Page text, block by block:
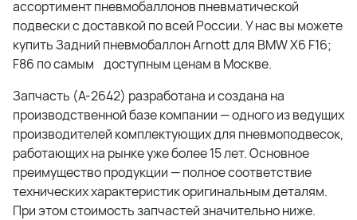
ассортимент пневмобаллонов пневматической
подвески с доставкой по всей России. У нас вы можете
купитьЗадний пневмобаллон Arnott для BMW X6 F16;
F86 по самым доступным ценам в Москве.
Запчасть (A-2642) разработана и создана на
производственной базе компании — одного из ведущих
производителей комплектующих для пневмоподвесок,
работающих на рынке уже более 15 лет. Основное
преимущество продукции — полное соответствие
технических характеристик оригинальным деталям.
При этом стоимость запчастей значительно ниже.